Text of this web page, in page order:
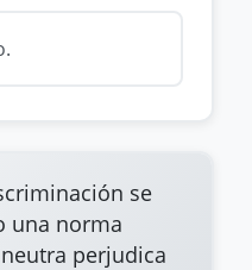
se
una norma
perjudica